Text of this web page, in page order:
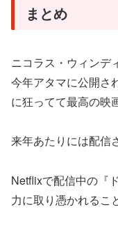
まとめ
ニコラス・ウィンデ
今年アタマに公開さ
に狂ってて最高の映
来年あたりには配信
Netflixで配信中の『
力に取り憑かれるこ